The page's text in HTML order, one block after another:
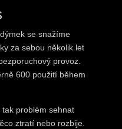
se snažíme
za sebou několik let
provoz.
600 použití během
problém sehnat
ztratí nebo rozbije.